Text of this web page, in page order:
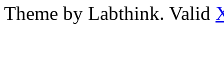
Theme by Labthink. Valid